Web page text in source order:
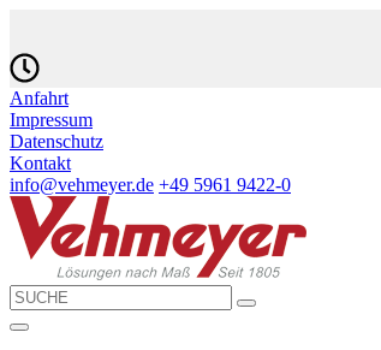
Anfahrt
Impressum
Datenschutz
Kontakt
info@vehmeyer.de +49 5961 9422-0